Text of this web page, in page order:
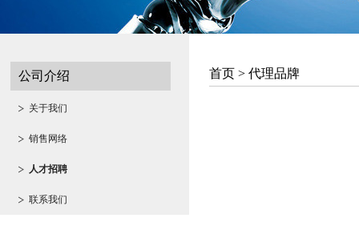
公司介绍
关于我们
销售网络
人才招聘
联系我们
首页 > 代理品牌